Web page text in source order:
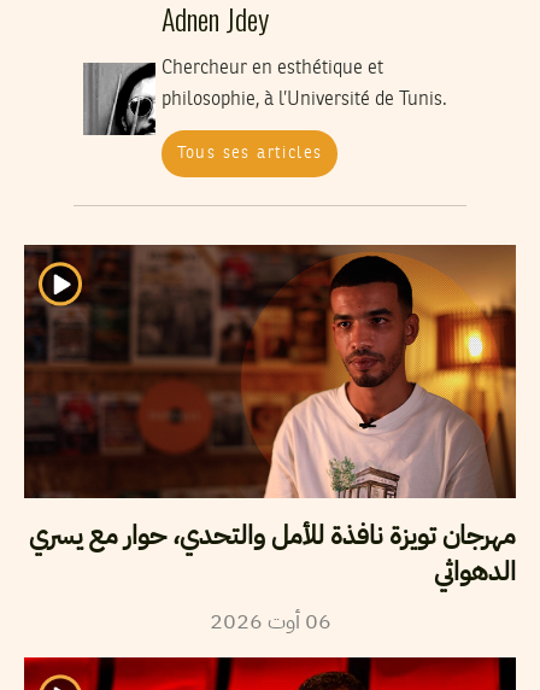
Adnen Jdey
Chercheur en esthétique et
philosophie, à l’Université de Tunis.
Tous ses articles
مهرجان تويزة نافذة للأمل والتحدي، حوار مع يسري
الدهواثي
06 أوت2026